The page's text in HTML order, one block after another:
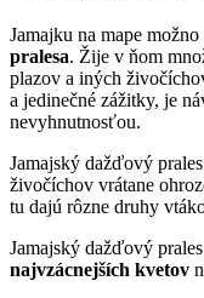
Jamajku na mape
pralesa. Žije v ňom
plazov a iných
a jedinečné zážitky, je
nevyhnutnosťou.
Jamajský dažďový
živočíchov vrátane
tu dajú rôzne druhy
Jamajský dažďový
najvzácnejších kvetov